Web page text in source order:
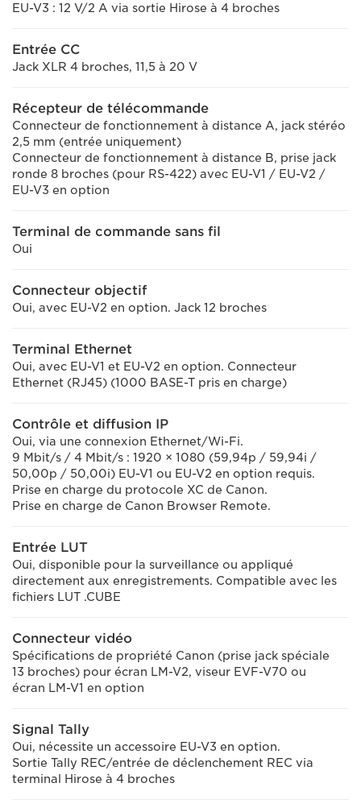
EU-V3 : 12 V/2 A via sortie Hirose à 4 broches
Entrée CC
Jack XLR 4 broches, 11,5 à 20 V
Récepteur de télécommande
Connecteur de fonctionnement à distance A, jack stéréo
2,5 mm (entrée uniquement)
Connecteur de fonctionnement à distance B, prise jack
ronde 8 broches (pour RS-422) avec EU-V1 / EU-V2 /
EU-V3 en option
Terminal de commande sans fil
Oui
Connecteur objectif
Oui, avec EU-V2 en option. Jack 12 broches
Terminal Ethernet
Oui, avec EU-V1 et EU-V2 en option. Connecteur
Ethernet (RJ45) (1000 BASE-T pris en charge)
Contrôle et diffusion IP
Oui, via une connexion Ethernet/Wi-Fi.
9 Mbit/s / 4 Mbit/s : 1920 × 1080 (59,94p / 59,94i /
50,00p / 50,00i) EU-V1 ou EU-V2 en option requis.
Prise en charge du protocole XC de Canon.
Prise en charge de Canon Browser Remote.
Entrée LUT
Oui, disponible pour la surveillance ou appliqué
directement aux enregistrements. Compatible avec les
fichiers LUT .CUBE
Connecteur vidéo
Spécifications de propriété Canon (prise jack spéciale
13 broches) pour écran LM-V2, viseur EVF-V70 ou
écran LM-V1 en option
Signal Tally
Oui, nécessite un accessoire EU-V3 en option.
Sortie Tally REC/entrée de déclenchement REC via
terminal Hirose à 4 broches